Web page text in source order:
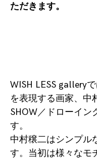
ただきます。
WISH LESS gallery
を表現する画家、中
SHOW／ドローイン
す。
中村穣二はシンプル
す。当初は様々なモ